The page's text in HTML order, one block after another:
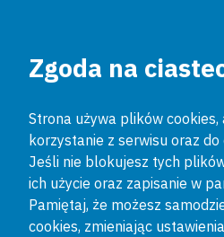
Zgoda na
Strona używa plików cookies,
korzystanie z serwisu oraz
Jeśli nie blokujesz tych
ich użycie oraz zapisanie w
Pamiętaj, że możesz
cookies, zmieniając